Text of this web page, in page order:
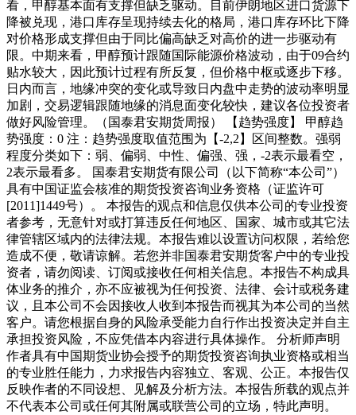
看，甲醇基本面有支撑但缺乏驱动。目前伊朗地区进口货源下
降被兑现，港口库存呈现持续去化的格局，港口库存环比下降
对价格形成支撑但由于同比偏高缺乏对高价的进一步驱动有
限。中期来看，甲醇预计跟随国际能源价格波动，由于09合约
贴水较大，因此预计过程有所反复，但价格中枢或逐步下移。
日内而言，地缘冲突的变化或导致日内盘中走势的波动率明显
加剧，交易逻辑跟随地缘的消息面变化较快，建议各位投资者
做好风险管理。（国泰君安期货周报） 【趋势强度】 甲醇趋
势强度：0 注：趋势强度取值范围为【-2,2】区间整数。强弱
程度分类如下：弱、偏弱、中性、偏强、强，-2表示最看空，
2表示最看多。 国泰君安期货有限公司（以下简称“本公司”）
具有中国证监会核准的期货投资咨询业务资格（证监许可
[2011]1449号）。 本报告的观点和信息仅供本公司的专业投资
者参考，无意针对或打算违反任何地区、国家、城市或其它法
律管辖区域内的法律法规。本报告难以设置访问权限，若给您
造成不便，敬请谅解。若您并非国泰君安期货客户中的专业投
资者，请勿阅读、订阅或接收任何相关信息。本报告不构成具
体业务的推介，亦不应被视为任何投资、法律、会计或税务建
议，且本公司不会因接收人收到本报告而视其为本公司的当然
客户。请您根据自身的风险承受能力自行作出投资决定并自主
承担投资风险，不应凭借本内容进行具体操作。 分析师声明
作者具有中国期货业协会授予的期货投资咨询执业资格或相当
的专业胜任能力，力求报告内容独立、客观、公正。本报告仅
反映作者的不同设想、见解及分析方法。本报告所载的观点并
不代表本公司或任何其附属或联营公司的立场，特此声明。